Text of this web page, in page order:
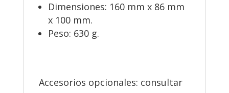
Dimensiones: 160 mm x 86 mm
x 100 mm.
Peso: 630 g.
Accesorios opcionales: consultar